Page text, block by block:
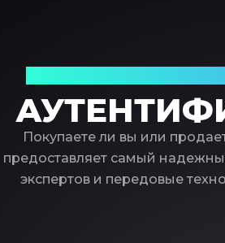
Покупаете ли вы или
предоставляет самый
экспертов и передовые